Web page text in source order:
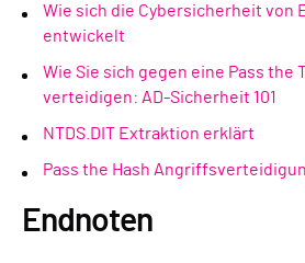
Wie sich die Cybersicherheit von
entwickelt
Wie Sie sich gegen eine Pass the
verteidigen: AD-Sicherheit 101
NTDS.DIT Extraktion erklärt
Pass the Hash
Endnoten